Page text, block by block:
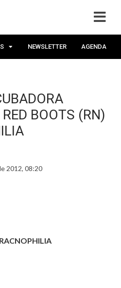
NEWSLETTER AGENDA
BOOTS (RN)
2012, 08:20